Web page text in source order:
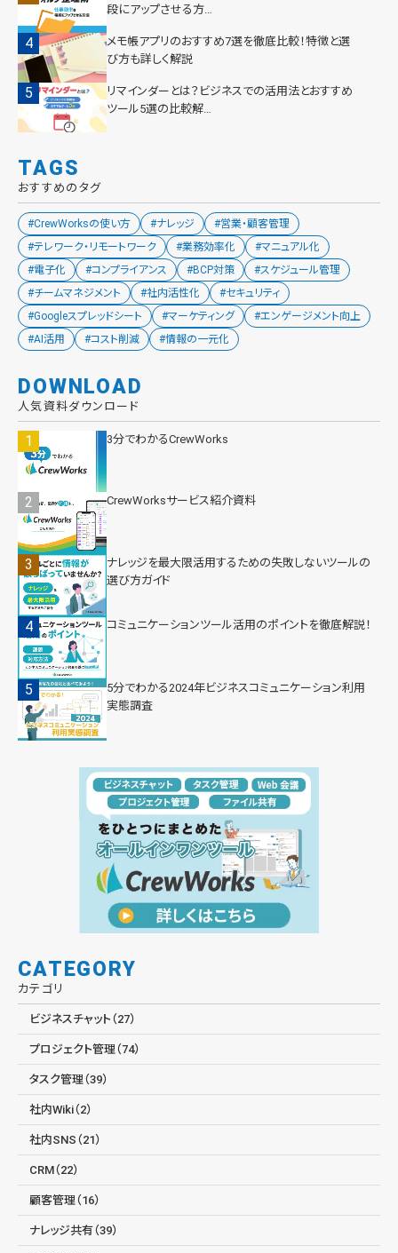
段にアップさせる方…
メモ帳アプリのおすすめ7選を徹底比較！特徴と選
び方も詳しく解説
リマインダーとは？ビジネスでの活用法とおすすめ
ツール5選の比較解…
TAGS
おすすめのタグ
#CrewWorksの使い方 #ナレッジ
#営業・顧客管理
#テレワーク・リモートワーク
#業務効率化
#マニュアル化
#電子化
#コンプライアンス #BCP対策
#スケジュール管理
#チームマネジメント
#社内活性化
#セキュリティ
#Googleスプレッドシート
#マーケティング
#エンゲージメント向上
#AI活用
#コスト削減 #情報の一元化
DOWNLOAD
人気資料ダウンロード
3分でわかるCrewWorks
CrewWorksサービス紹介資料
ナレッジを最大限活用するための失敗しないツールの
選び方ガイド
コミュニケーションツール活用のポイントを徹底解説！
5分でわかる2024年ビジネスコミュニケーション利用
実態調査
CATEGORY
カテゴリ
ビジネスチャット（27）
プロジェクト管理（74）
タスク管理（39）
社内Wiki（2）
社内SNS（21）
CRM（22）
顧客管理（16）
ナレッジ共有（39）